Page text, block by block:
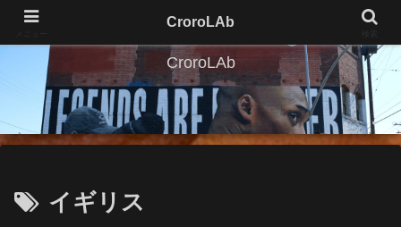
CroroLAb
イギリス
CroroLAb